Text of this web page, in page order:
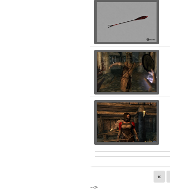
«
-->